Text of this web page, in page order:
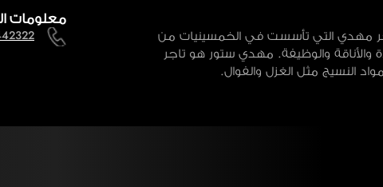
التي تأسست في الخمسينيات من
والأناقة والوظيفة. مهدي ستور هو تاجر
النسيج مثل الغزل والفوال.
معلومات